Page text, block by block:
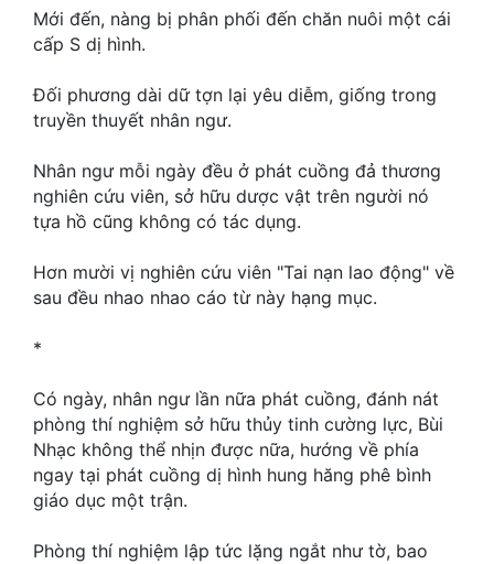
Dị Năng
Gia Đấu
Góc Nhìn Nam
Huyền Huyễn
Huyền Nghi
Huyền Ảo
Học Đường
Khoa Huyễn
Khoa Huyễn Không Gian
Mới đến, nàng bị phân phối đến chăn nuôi một cái
cấp S dị hình.
Đối phương dài dữ tợn lại yêu diễm, giống trong
truyền thuyết nhân ngư.
Nhân ngư mỗi ngày đều ở phát cuồng đả thương
nghiên cứu viên, sở hữu dược vật trên người nó
tựa hồ cũng không có tác dụng.
Hơn mười vị nghiên cứu viên "Tai nạn lao động" về
sau đều nhao nhao cáo từ này hạng mục.
*
Có ngày, nhân ngư lần nữa phát cuồng, đánh nát
phòng thí nghiệm sở hữu thủy tinh cường lực, Bùi
Nhạc không thể nhịn được nữa, hướng về phía
ngay tại phát cuồng dị hình hung hăng phê bình
giáo dục một trận.
Phòng thí nghiệm lập tức lặng ngắt như tờ, bao